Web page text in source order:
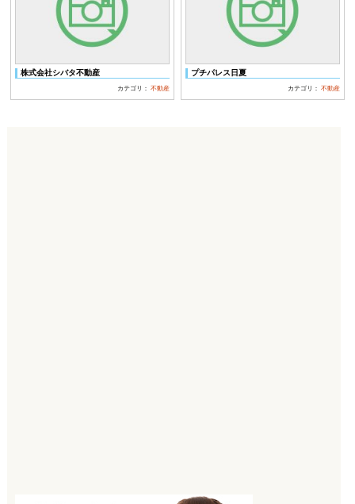
株式会社シバタ不動産
カテゴリ：不動産
プチパレス日夏
カテゴリ：不動産